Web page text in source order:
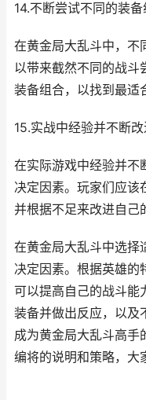
14.不断尝试不同的装
在黄金局大乱斗中，不
以带来截然不同的战斗
装备组合，以找到最适
15.实战中经验并不断
在实际游戏中经验并不
决定因素。玩家们应该
并根据不足来改进自己
在黄金局大乱斗中选择
决定因素。根据英雄的
可以提高自己的战斗能
装备并做出反应，以及
成为黄金局大乱斗高手
编将的说明和策略，大